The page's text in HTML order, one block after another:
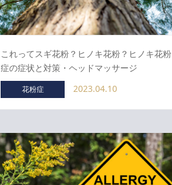
これってスギ花粉？ヒノキ花粉？ヒノキ花粉
症の症状と対策・ヘッドマッサージ
花粉症 2023.04.10